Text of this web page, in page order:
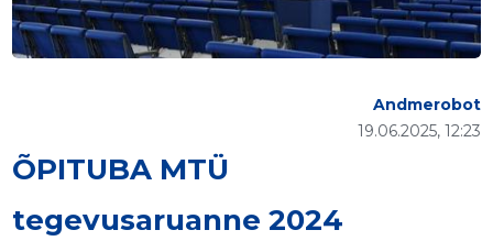
ÕPITUBA MTÜ
tegevusaruanne 2024
19.06.2025, 12:23
Andmerobot